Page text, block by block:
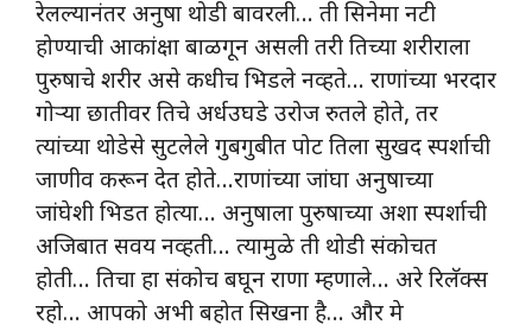
रेलल्यानंतर अनुषा थोडी बावरली… ती सिनेमा नटी
होण्याची आकांक्षा बाळगून असली तरी तिच्या शरीराला
पुरुषाचे शरीर असे कधीच भिडले नव्हते… राणांच्या भरदार
गोऱ्या छातीवर तिचे अर्धउघडे उरोज रुतले होते, तर
त्यांच्या थोडेसे सुटलेले गुबगुबीत पोट तिला सुखद स्पर्शाची
जाणीव करून देत होते…राणांच्या जांघा अनुषाच्या
जांघेशी भिडत होत्या… अनुषाला पुरुषाच्या अशा स्पर्शाची
अजिबात सवय नव्हती… त्यामुळे ती थोडी संकोचत
होती… तिचा हा संकोच बघून राणा म्हणाले… अरे रिलॅक्स
रहो… आपको अभी बहोत सिखना है… और मे